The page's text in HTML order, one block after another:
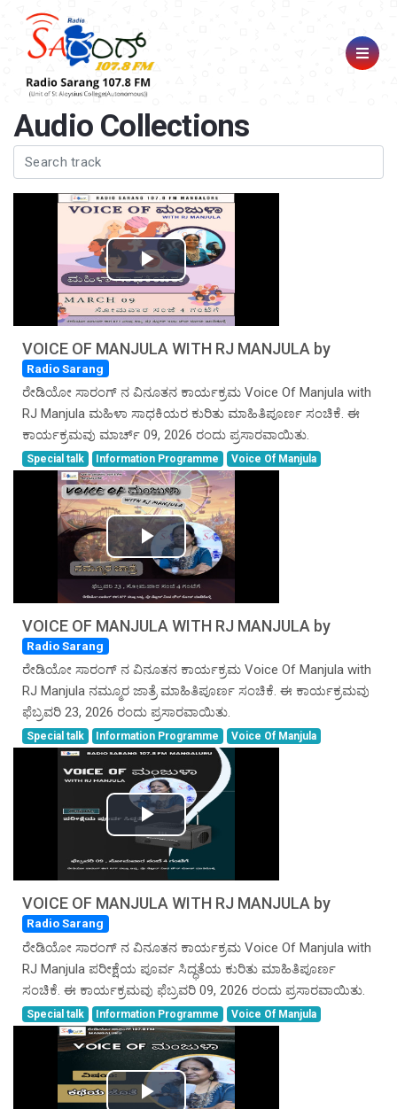
Audio Collections
Play
Video
VOICE OF MANJULA WITH RJ MANJULA by
Radio Sarang
ರೇಡಿಯೋ ಸಾರಂಗ್ ನ ವಿನೂತನ ಕಾರ್ಯಕ್ರಮ Voice Of Manjula with
RJ Manjula ಮಹಿಳಾ ಸಾಧಕಿಯರ ಕುರಿತು ಮಾಹಿತಿಪೂರ್ಣ ಸಂಚಿಕೆ. ಈ
ಕಾರ್ಯಕ್ರಮವು ಮಾರ್ಚ್ 09, 2026 ರಂದು ಪ್ರಸಾರವಾಯಿತು.
Special talk Information Programme Voice Of Manjula
Play
Video
VOICE OF MANJULA WITH RJ MANJULA by
Radio Sarang
ರೇಡಿಯೋ ಸಾರಂಗ್ ನ ವಿನೂತನ ಕಾರ್ಯಕ್ರಮ Voice Of Manjula with
RJ Manjula ನಮ್ಮೂರ ಜಾತ್ರೆ ಮಾಹಿತಿಪೂರ್ಣ ಸಂಚಿಕೆ. ಈ ಕಾರ್ಯಕ್ರಮವು
ಫೆಬ್ರವರಿ 23, 2026 ರಂದು ಪ್ರಸಾರವಾಯಿತು.
Special talk Information Programme Voice Of Manjula
Play
Video
VOICE OF MANJULA WITH RJ MANJULA by
Radio Sarang
ರೇಡಿಯೋ ಸಾರಂಗ್ ನ ವಿನೂತನ ಕಾರ್ಯಕ್ರಮ Voice Of Manjula with
RJ Manjula ಪರೀಕ್ಷೆಯ ಪೂರ್ವ ಸಿದ್ಧತೆಯ ಕುರಿತು ಮಾಹಿತಿಪೂರ್ಣ
ಸಂಚಿಕೆ. ಈ ಕಾರ್ಯಕ್ರಮವು ಫೆಬ್ರವರಿ 09, 2026 ರಂದು ಪ್ರಸಾರವಾಯಿತು.
Special talk Information Programme Voice Of Manjula